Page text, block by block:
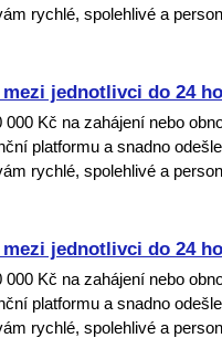
rychlé, spolehlivé a
jednotlivci do 24
Kč na zahájení nebo
platformu a snadno
rychlé, spolehlivé a
jednotlivci do 24
Kč na zahájení nebo
platformu a snadno
rychlé, spolehlivé a